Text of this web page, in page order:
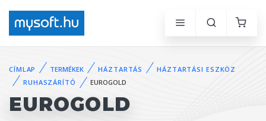
CÍMLAP TERMÉKEK HÁZTARTÁS
HÁZTARTÁSI ESZKÖZ
RUHASZÁRÍTÓ
EUROGOLD
EUROGOLD